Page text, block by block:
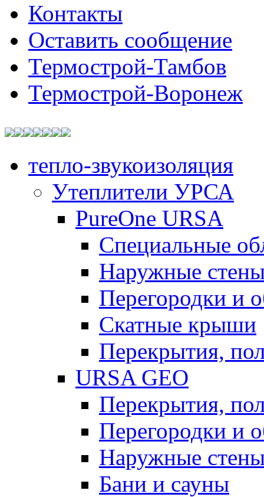
Контакты
Оставить сообщение
Термострой-Тамбов
Термострой-Воронеж
тепло-звукоизоляция
Утеплители УРСА
PureOne URSA
Специальные
Наружные
Перегородки и
Скатные крыши
Перекрытия,
URSA GEO
Перекрытия,
Перегородки и
Наружные
Бани и сауны